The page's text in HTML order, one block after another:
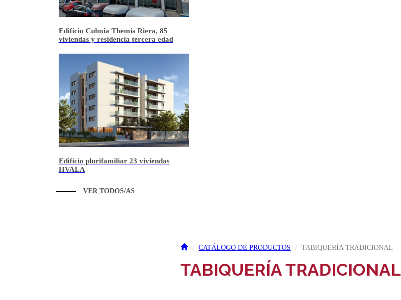
Edificio Culmia Themis Riera, 85
viviendas y residencia tercera edad
Edificio plurifamiliar 23 viviendas
HVALA
VER TODOS/AS
CATÁLOGO DE PRODUCTOS TABIQUERÍA TRADICIONAL
TABIQUERÍA TRADICIONAL